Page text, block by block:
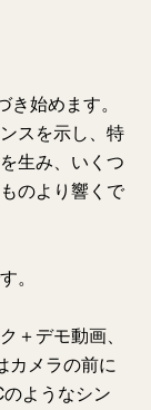
始めます。
スを示し、特
生み、いくつ
のより響くで
。
＋デモ動画、
カメラの前に
ようなシン